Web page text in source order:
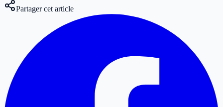
Partager cet article